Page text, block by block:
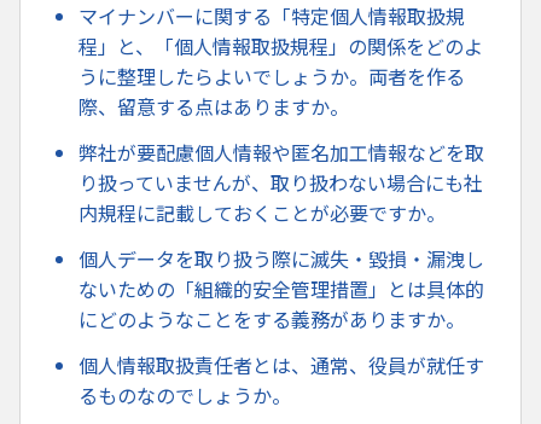
マイナンバーに関する「特定個人情報取扱規
程」と、「個人情報取扱規程」の関係をどのよ
うに整理したらよいでしょうか。両者を作る
際、留意する点はありますか。
弊社が要配慮個人情報や匿名加工情報などを取
り扱っていませんが、取り扱わない場合にも社
内規程に記載しておくことが必要ですか。
個人データを取り扱う際に滅失・毀損・漏洩し
ないための「組織的安全管理措置」とは具体的
にどのようなことをする義務がありますか。
個人情報取扱責任者とは、通常、役員が就任す
るものなのでしょうか。